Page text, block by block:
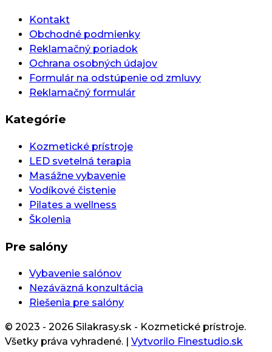
Kontakt
Obchodné podmienky
Reklamačný poriadok
Ochrana osobných údajov
Formulár na odstúpenie od zmluvy
Reklamačný formulár
Kategórie
Kozmetické prístroje
LED svetelná terapia
Masážne vybavenie
Vodíkové čistenie
Pilates a wellness
Školenia
Pre salóny
Vybavenie salónov
Nezáväzná konzultácia
Riešenia pre salóny
© 2023 - 2026 Silakrasy.sk - Kozmetické prístroje.
Všetky práva vyhradené.
Vytvorilo Finestudio.sk